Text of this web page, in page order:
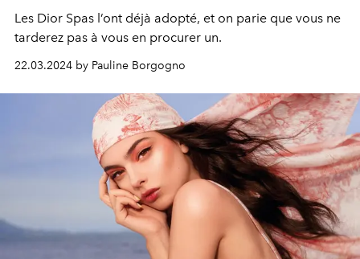
Les Dior Spas l’ont déjà adopté, et on parie que vous ne
tarderez pas à vous en procurer un.
22.03.2024 by Pauline Borgogno